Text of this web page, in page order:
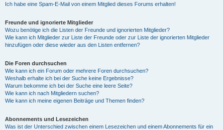
Ich habe eine Spam-E-Mail von einem Mitglied dieses Forums erhalten!
Freunde und ignorierte Mitglieder
Wozu benötige ich die Listen der Freunde und ignorierten Mitglieder?
Wie kann ich Mitglieder zur Liste der Freunde oder zur Liste der ignorierten Mitglieder
hinzufügen oder diese wieder aus den Listen entfernen?
Die Foren durchsuchen
Wie kann ich ein Forum oder mehrere Foren durchsuchen?
Weshalb erhalte ich bei der Suche keine Ergebnisse?
Warum bekomme ich bei der Suche eine leere Seite?
Wie kann ich nach Mitgliedern suchen?
Wie kann ich meine eigenen Beiträge und Themen finden?
Abonnements und Lesezeichen
Was ist der Unterschied zwischen einem Lesezeichen und einem Abonnements für ein